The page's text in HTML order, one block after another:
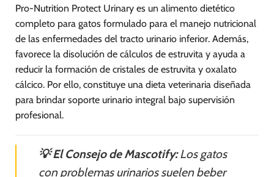
Pro-Nutrition Protect Urinary es un alimento dietético
completo para gatos formulado para el manejo nutricional
de las enfermedades del tracto urinario inferior. Además,
favorece la disolución de cálculos de estruvita y ayuda a
reducir la formación de cristales de estruvita y oxalato
cálcico. Por ello, constituye una dieta veterinaria diseñada
para brindar soporte urinario integral bajo supervisión
profesional.
💡 El Consejo de Mascotify:Los gatos
con problemas urinarios suelen beber